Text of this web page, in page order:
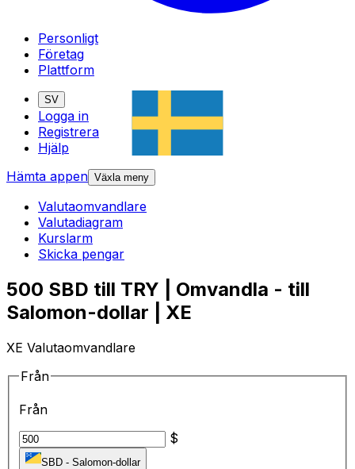
Personligt
Företag
Plattform
SV
Logga in
Registrera
Hjälp
Hämta appen Växla meny
Valutaomvandlare
Valutadiagram
Kurslarm
Skicka pengar
500 SBD till TRY | Omvandla - till
Salomon-dollar | XE
XE Valutaomvandlare
Från
Från
$
SBD - Salomon-dollar